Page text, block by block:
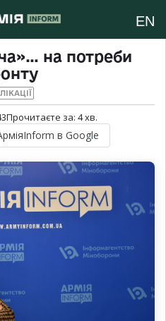
EN
на потреби
Прочитаєте за: 4хв.
в Google